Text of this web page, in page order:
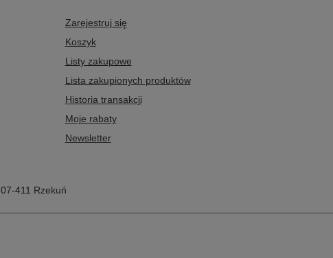
Zarejestruj się
Koszyk
Listy zakupowe
Lista zakupionych produktów
Historia transakcji
Moje rabaty
Newsletter
07-411 Rzekuń